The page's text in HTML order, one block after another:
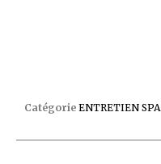
Catégorie ENTRETIEN SPA